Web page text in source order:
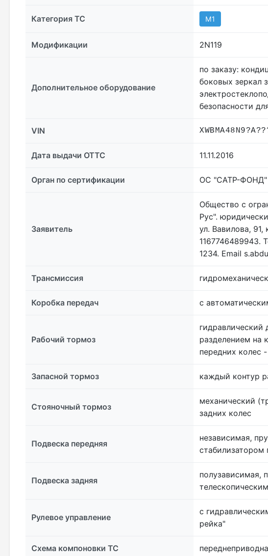
Категория ТС M1
Модификации 2N119
Дополнительное оборудование
по заказу:
боковых зеркал
безопаcности
VIN
Дата выдачи ОТТС 11.11.2016
Орган по сертификации ОС "САТР-ФОНД"
Заявитель
Общество с
Рус".
ул. Вавилова,
1167746489943.
1234. Email
Трансмиссия
Коробка передач с
Рабочий тормоз
гидравлический
разделением на
передних колес
Запасной тормоз каждый контур
Стояночный тормоз
механический
задних колес
Подвеска передняя
независимая,
стабилизатором
Подвеска задняя
полузависимая,
Рулевое управление
с
рейка"
Схема компоновки ТС